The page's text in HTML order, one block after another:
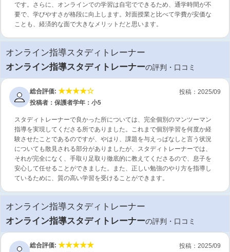
です。さらに、オンラインでの学習は自宅でできるため、通学時間が不
要で、学びやすさが格段に向上します。対面授業と比べて学費が安価な
ことも、経済的な面で大きなメリットだと思います。
オンライン指導スタディトレーナー
オンライン指導スタディトレーナーの評判・口コミ
投稿：2025/09
総合評価:
投稿者：保護者学年：小5
スタディトレーナーで良かった所については、完全個別のマンツーマン
指導を実現してくださる所でありました。これまで個別学習を何度か経
験させたことであるのですが、やはり、課題を与えっぱなしと言う状況
についても散見される部分がありましたが、スタディトレーナーでは、
それが完全になく、手取り足取り徹底的に教えてくださるので、息子を
安心して任せることができました。また、正しい勉強のやり方を指導し
ているために、質の高い学習を受けることができます。
オンライン指導スタディトレーナー
オンライン指導スタディトレーナーの評判・口コミ
投稿：2025/09
総合評価: